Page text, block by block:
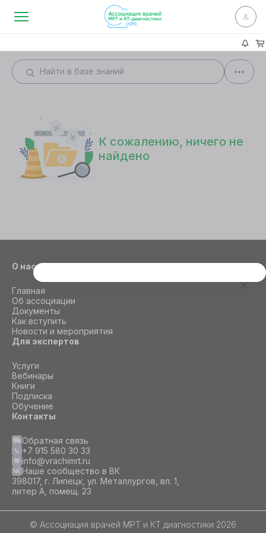
К сожалению, ничего не
найдено
О нас
Главная
Об ассоциации
Документы
Как вступить
Новости и мероприятия
Для экспертов
Услуги
Вебинары
Книги
Подписка
Обучение
Контакты
Обратная связь
+7 915 580 30 33
info@vrachimrt.ru
Наше сообщество в ВК
398017, г. Липецк, ул. Металлургов, вл. 1,
литер А, помещ. 23
© Ассоциация врачей МРТ и КТ диагностики 2026
Этот сайт использует cookie
Для корректной работы данного сайта
необходимы файлы cookie
СОГЛАСИЕ